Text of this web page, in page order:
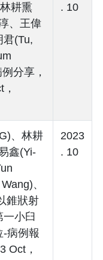
耕熏
、王偉
君(Tu,
分享，
. 10
、林耕
鑫(Yi-
、
錐狀射
一小臼
病例報
Oct，
2023
. 10